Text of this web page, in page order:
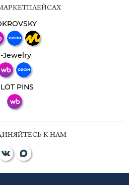
Jewelry
PINS
К НАМ